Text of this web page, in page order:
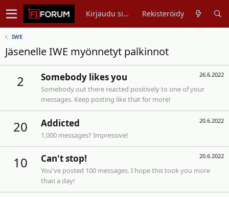
Kirjaudu sisään Rekisteröidy
IWE
Jäsenelle IWE myönnetyt palkinnot
2 26.6.2022
Somebody likes you
Somebody out there reacted positively to one of your
messages. Keep posting like that for more!
20 20.6.2022
Addicted
1,000 messages? Impressive!
10 20.6.2022
Can't stop!
You've posted 100 messages. I hope this took you more
than a day!